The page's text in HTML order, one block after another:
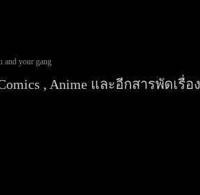
and your gang
, Anime และอีกสารพัดเรื่อง